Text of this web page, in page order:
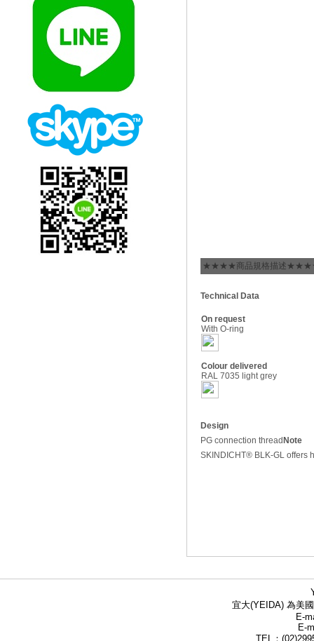
★★★★商品規格描述
Technical Data
On request
With O-ring
Colour delivered
RAL 7035 light grey
Design
PG connection thread Note
SKINDICHT® BLK-GL offers
宜大(YEIDA) 為美
E-
E-
TEL：